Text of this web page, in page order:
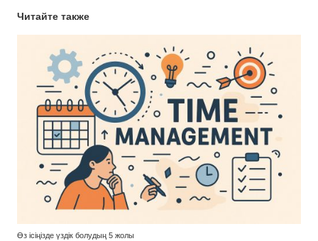
Читайте также
Өз ісіңізде үздік болудың 5 жолы